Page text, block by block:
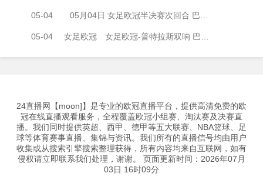
05-04 05月04日 女足欧冠半决赛次回合 巴塞罗那女足vs拜仁慕尼黑女足 全场录像
05-04 女足欧冠 女足欧冠-普特拉斯双响 巴萨两回合5-3淘汰拜仁晋级决赛
24直播网【moon]】是专业的欧冠直播平台，提供高清免费的欧
冠在线直播观看服务，全程覆盖欧冠小组赛、淘汰赛及决赛直
播。我们同时提供英超、西甲、德甲等五大联赛、NBA篮球、足
球等体育赛事直播、集锦与资讯。我们所有的直播信号均由用户
收集或从搜索引擎搜索整理获得，所有内容均来自互联网，如有
侵权请立即联系我们处理，谢谢。 页面更新时间：2026年07月
03日 16时09分